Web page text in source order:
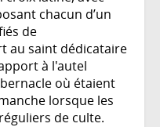
chacun d’un
de
au saint dédicataire
à l'autel
où étaient
lorsque les
de culte.